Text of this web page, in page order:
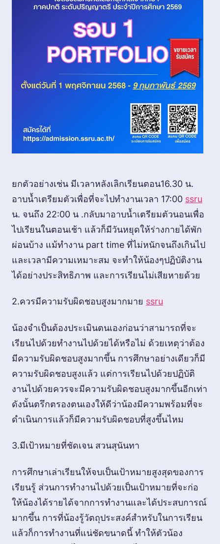
ยกตัวอย่างเช่น มีเวลาหลังเลิกเรียนตอน16.30 น.
อาบน้ำเตรียมตัวเพื่อที่จะไปทำงานเวลา 17:00 ssru
น. จนถึง 22:00 น .กลับมาอาบน้ำเตรียมตัวนอนเพื่อ
ไปเรียนในตอนเช้า แล้วก็มีวันหยุดให้ร่างกายได้พัก
ผ่อนบ้าง แม้ทำงาน part time ที่ไม่หนักจนถึงเกินไป
และเวลามีความเหมาะสม จะทำให้น้องๆปฏิบัติงาน
ได้อย่างประสิทธิภาพ และการเรียนไม่เสียหายด้วย
2.ควรมีความรับผิดชอบสูงมากมาย ssru
น้องจำเป็นต้องประเมินตนเองก่อนว่าสามารถที่จะ
เรียนไปด้วยทำงานไปด้วยได้หรือไม่ ด้วยเหตุว่าต้อง
มีความรับผิดชอบสูงมากขึ้น การศึกษาอย่างเดียวก็มี
ความรับผิดชอบสูงแล้ว แต่การเรียนไปด้วยปฏิบัติ
งานไปด้วยควรจะมีความรับผิดชอบสูงมากขึ้นอีกเท่า
ดังนั้นตรึกตรองตนเองให้ดีว่าน้องมีความพร้อมที่จะ
ดำเนินการแล้วก็มีความรับผิดชอบที่สูงขึ้นไหม
3.มีเป้าหมายที่ชัดเจน สวนสุนันทา
การศึกษาเล่าเรียนให้จบเป็นเป้าหมายสูงสุดของการ
เรียนรู้ ส่วนการทำงานไปด้วยเป็นเป้าหมายที่จะก่อ
ให้น้องได้รายได้จากการทำงานและได้ประสบการณ์
มากขึ้น การที่น้องรู้วัตถุประสงค์สำหรับในการเรียน
แล้วก็การทำงานที่แน่ชัดขนาดนี้ ทำให้ตัวน้อง